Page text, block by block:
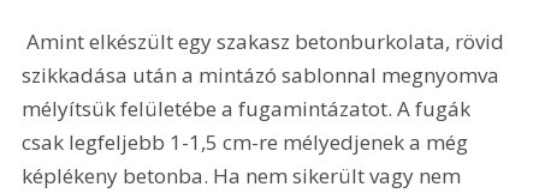
Amint elkészült egy szakasz betonburkolata, rövid
szikkadása után a mintázó sablonnal megnyomva
mélyítsük felületébe a fugamintázatot. A fugák
csak legfeljebb 1-1,5 cm-re mélyedjenek a még
képlékeny betonba. Ha nem sikerült vagy nem